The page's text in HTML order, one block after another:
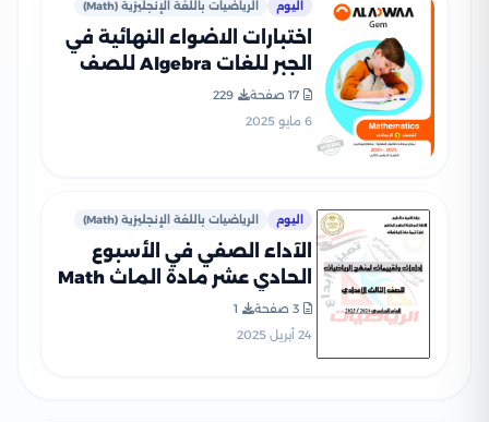
اليوم الرياضيات باللغة الإنجليزية (Math)
اختبارات الاضواء النهائية في
الجبر للغات Algebra للصف
الثالث الإعدادي الترم الثاني
2025 PDF بالاجابات
17 صفحة
229
6 مايو 2025
اليوم الرياضيات باللغة الإنجليزية (Math)
الآداء الصفي في الأسبوع
الحادي عشر مادة الماث Math
للصف الثالث الإعدادي الترم
الثاني 2025 بصيغة PDF
3 صفحة
1
24 أبريل 2025